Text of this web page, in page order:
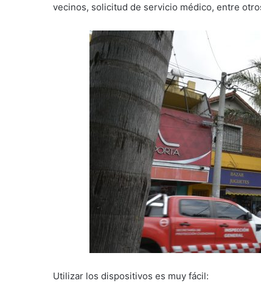
vecinos, solicitud de servicio médico, entre
Utilizar los dispositivos es muy fácil: